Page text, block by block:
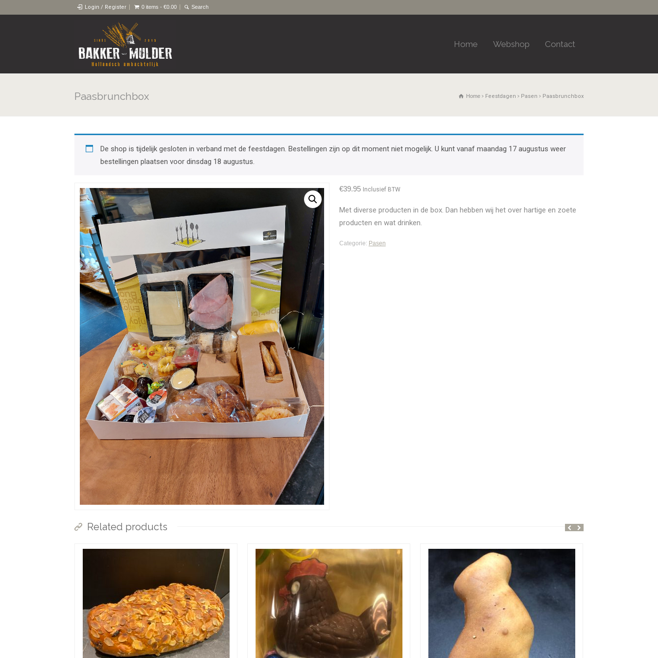
Login / Register 0 items - €0.00
Home Webshop Contact
Paasbrunchbox Home Feestdagen Pasen Paasbrunchbox
De shop is tijdelijk gesloten in verband met de feestdagen. Bestellingen zijn op dit moment niet mogelijk. U kunt vanaf maandag 17 augustus weer
bestellingen plaatsen voor dinsdag 18 augustus.
€39.95 Inclusief BTW
Met diverse producten in de box. Dan hebben wij het over hartige en zoete
producten en wat drinken.
Categorie: Pasen
Related products